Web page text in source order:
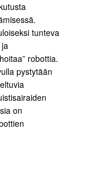
tunteva
robottia.
pystytään
on